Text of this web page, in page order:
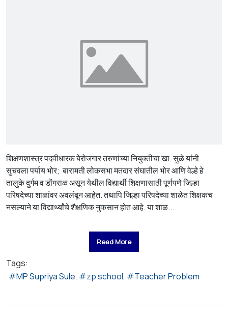
शिक्षणशास्त्र पदवीधारक बेरोजगार तरुणांच्या नियुक्तीचा खा. सुळे यांनी
सुचवला पर्याय भोर; बारामती लोकसभा मतदार संघातील भोर आणि वेल्हे हे
तालुके दुर्गम व डोंगराळ असून येथील विद्यार्थी शिक्षणासाठी पूर्णपणे जिल्हा
परिषदेच्या शाळांवर अवलंबून आहेत. तथापि जिल्हा परिषदेच्या शाळेत शिक्षकच
नसल्याने या विद्यार्थ्यांचे शैक्षणिक नुकसान होत आहे. या शाळ...
Read More
Tags:
MP Supriya Sule
zp school Teacher Problem